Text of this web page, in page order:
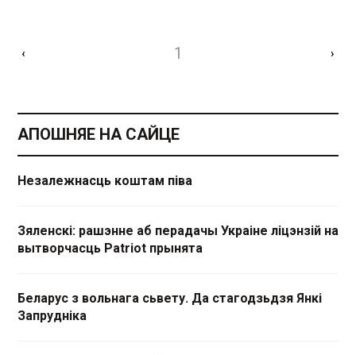
‹ 1 ›
АПОШНЯЕ НА САЙЦЕ
Незалежнасць коштам піва
Зяленскі: рашэнне аб перадачы Украіне ліцэнзій на
вытворчасць Patriot прынята
Беларус з вольнага сьвету. Да стагодзьдзя Янкі
Запрудніка